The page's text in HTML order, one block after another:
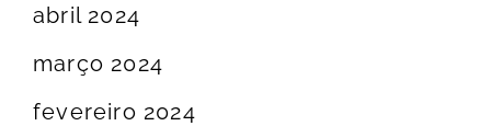
abril 2024
março 2024
fevereiro 2024